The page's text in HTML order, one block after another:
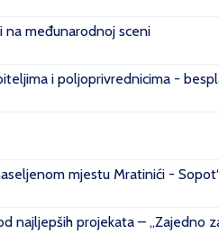
na međunarodnoj sceni
i poljoprivrednicima -
mjestu Mratinići -
najljepših projekata – „Zajedno